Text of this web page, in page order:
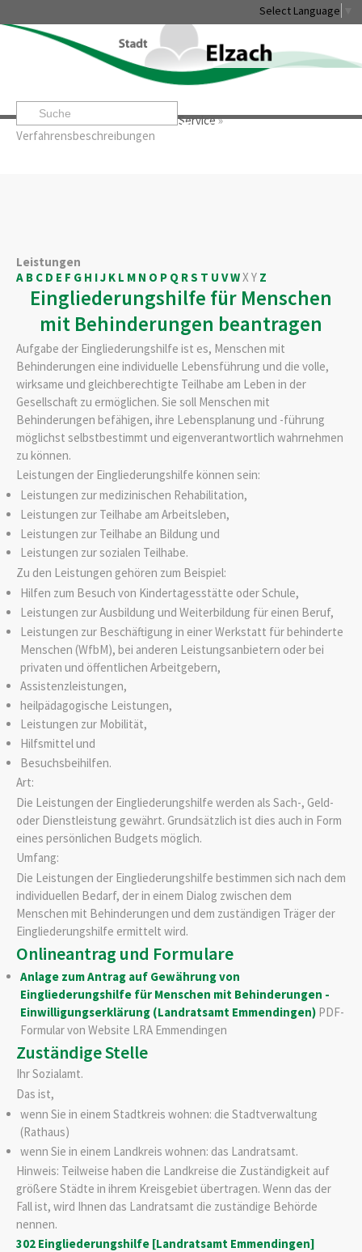
Select Language
Startseite» »Service»
Verfahrensbeschreibungen
Leben & Erleben Rathaus & Service
Leistungen
A B C D E F G H IJ K L M N O P Q RS T U VWXY Z
Eingliederungshilfe für Menschen
mit Behinderungen beantragen
Aufgabe der Eingliederungshilfe ist es, Menschen mit
Behinderungen eine individuelle Lebensführung und die volle,
wirksame und gleichberechtigte Teilhabe am Leben in der
Gesellschaft zu ermöglichen. Sie soll Menschen mit
Behinderungen befähigen, ihre Lebensplanung und -führung
möglichst selbstbestimmt und eigenverantwortlich wahrnehmen
zu können.
Leistungen der Eingliederungshilfe können sein:
Leistungen zur medizinischen Rehabilitation,
Leistungen zur Teilhabe am Arbeitsleben,
Leistungen zur Teilhabe an Bildung und
Leistungen zur sozialen Teilhabe.
Zu den Leistungen gehören zum Beispiel:
Hilfen zum Besuch von Kindertagesstätte oder Schule,
Leistungen zur Ausbildung und Weiterbildung für einen Beruf,
Leistungen zur Beschäftigung in einer Werkstatt für behinderte
Menschen (WfbM), bei anderen Leistungsanbietern oder bei
privaten und öffentlichen Arbeitgebern,
Assistenzleistungen,
heilpädagogische Leistungen,
Leistungen zur Mobilität,
Hilfsmittel und
Besuchsbeihilfen.
Art:
Die Leistungen der Eingliederungshilfe werden als Sach-, Geld-
oder Dienstleistung gewährt. Grundsätzlich ist dies auch in Form
eines persönlichen Budgets möglich.
Umfang:
Die Leistungen der Eingliederungshilfe bestimmen sich nach dem
individuellen Bedarf, der in einem Dialog zwischen dem
Menschen mit Behinderungen und dem zuständigen Träger der
Eingliederungshilfe ermittelt wird.
Onlineantrag und Formulare
Anlage zum Antrag auf Gewährung von
Eingliederungshilfe für Menschen mit Behinderungen -
Einwilligungserklärung (Landratsamt Emmendingen) PDF-
Formular von Website LRA Emmendingen
Zuständige Stelle
Ihr Sozialamt.
Das ist,
wenn Sie in einem Stadtkreis wohnen: die Stadtverwaltung
(Rathaus)
wenn Sie in einem Landkreis wohnen: das Landratsamt.
Hinweis: Teilweise haben die Landkreise die Zuständigkeit auf
größere Städte in ihrem Kreisgebiet übertragen. Wenn das der
Fall ist, wird Ihnen das Landratsamt die zuständige Behörde
nennen.
302 Eingliederungshilfe [Landratsamt Emmendingen]